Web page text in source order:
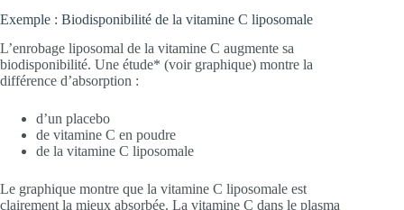
Exemple : Biodisponibilité de la vitamine C liposomale
L’enrobage liposomal de la vitamine C augmente sa
biodisponibilité. Une étude* (voir graphique) montre la
différence d’absorption :
d’un placebo
de vitamine C en poudre
de la vitamine C liposomale
Le graphique montre que la vitamine C liposomale est
clairement la mieux absorbée. La vitamine C dans le plasma